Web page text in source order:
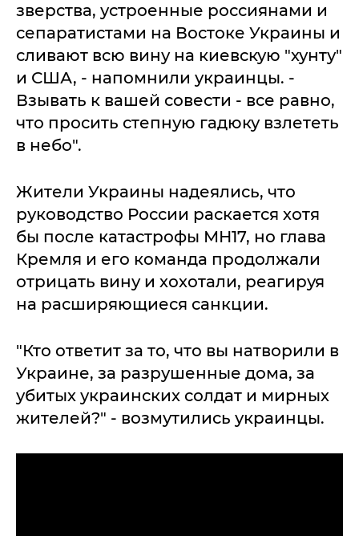
зверства, устроенные россиянами и
сепаратистами на Востоке Украины и
сливают всю вину на киевскую "хунту"
и США, - напомнили украинцы. -
Взывать к вашей совести - все равно,
что просить степную гадюку взлететь
в небо".
Жители Украины надеялись, что
руководство России раскается хотя
бы после катастрофы МН17, но глава
Кремля и его команда продолжали
отрицать вину и хохотали, реагируя
на расширяющиеся санкции.
"Кто ответит за то, что вы натворили в
Украине, за разрушенные дома, за
убитых украинских солдат и мирных
жителей?" - возмутились украинцы.